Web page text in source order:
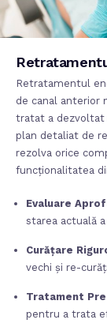
Retratamentul
de canal anterior
tratat a dezvoltat
plan detaliat de
rezolva orice
funcționalitatea
Evaluare
starea actuală
Curățare
vechi și re-
Tratament
pentru a trata